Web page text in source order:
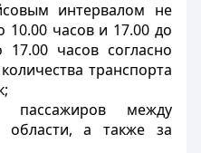
интервалом не
10.00 часов и 17.00 до
часов согласно
транспорта
пассажиров между
а также за